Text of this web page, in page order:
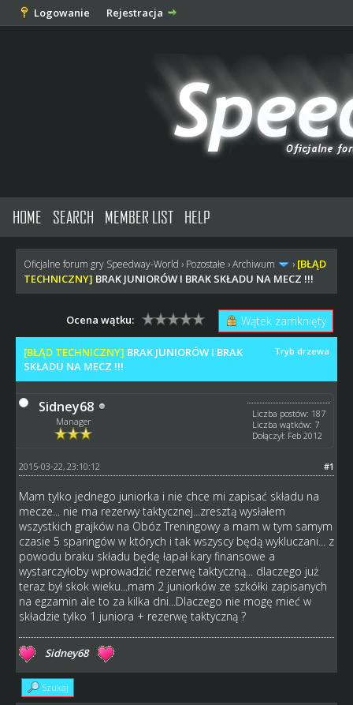
Logowanie Rejestracja
HOME SEARCH MEMBER LIST HELP
Oficjalne forum gry Speedway-World › Pozostałe ›Archiwum › [BŁĄD
TECHNICZNY] BRAK JUNIORÓW I BRAK SKŁADU NA MECZ !!!
Wątek zamknięty
Ocena wątku:
Tryb drzewa
[BŁĄD TECHNICZNY] BRAK JUNIORÓW I BRAK
SKŁADU NA MECZ !!!
Sidney68
Manager
Liczba postów: 187
Liczba wątków: 7
Dołączył: Feb 2012
#1
2015-03-22, 23:10:12
Mam tylko jednego juniorka i nie chce mi zapisać składu na
mecze... nie ma rezerwy taktycznej...zresztą wysłałem
wszystkich grajków na Obóz Treningowy a mam w tym samym
czasie 5 sparingów w których i tak wszyscy będą wykluczani... z
powodu braku składu będę łapał kary finansowe a
wystarczyłoby wprowadzić rezerwę taktyczną... dlaczego już
teraz był skok wieku...mam 2 juniorków ze szkółki zapisanych
na egzamin ale to za kilka dni...Dlaczego nie mogę mieć w
składzie tylko 1 juniora + rezerwę taktyczną ?
Sidney68
Szukaj